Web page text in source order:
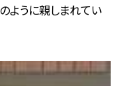
ように親しまれてい